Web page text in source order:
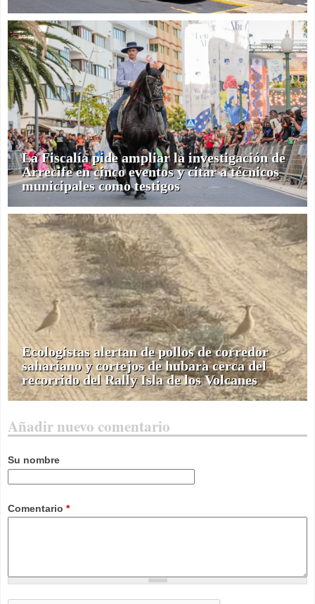
La Fiscalía pide ampliar la investigación de
Arrecife en cinco eventos y citar a técnicos
municipales como testigos
Ecologistas alertan de pollos de corredor
sahariano y cortejos de hubara cerca del
recorrido del Rally Isla de los Volcanes
Añadir nuevo comentario
Su nombre
Comentario *